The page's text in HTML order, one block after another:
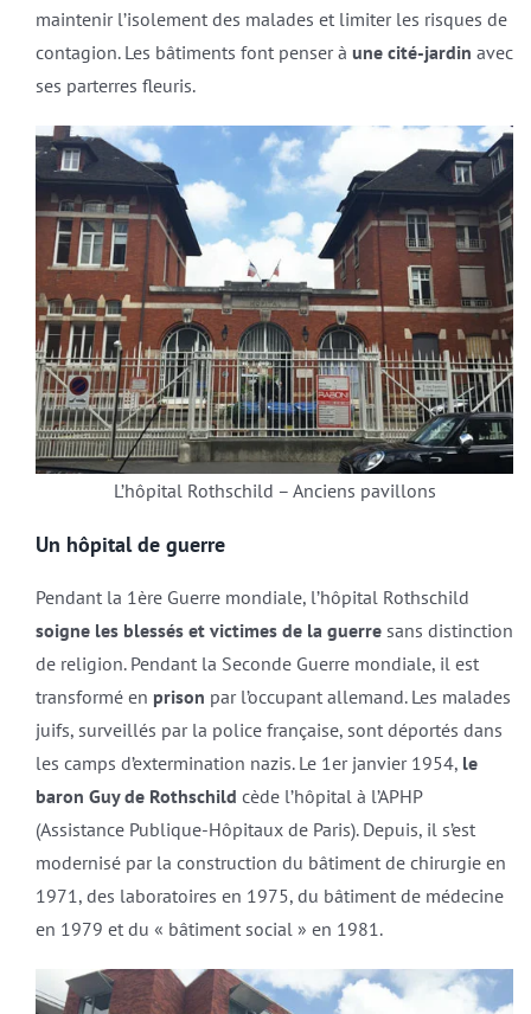
maintenir l’isolement des malades et limiter les risques de
contagion. Les bâtiments font penser à une cité-jardin avec
ses parterres fleuris.
L’hôpital Rothschild – Anciens pavillons
Un hôpital de guerre
Pendant la 1ère Guerre mondiale, l’hôpital Rothschild
soigne les blessés et victimes de la guerre sans distinction
de religion. Pendant la Seconde Guerre mondiale, il est
transformé en prison par l’occupant allemand. Les malades
juifs, surveillés par la police française, sont déportés dans
les camps d’extermination nazis. Le 1er janvier 1954, le
baron Guy de Rothschild cède l’hôpital à l’APHP
(Assistance Publique-Hôpitaux de Paris). Depuis, il s’est
modernisé par la construction du bâtiment de chirurgie en
1971, des laboratoires en 1975, du bâtiment de médecine
en 1979 et du « bâtiment social » en 1981.